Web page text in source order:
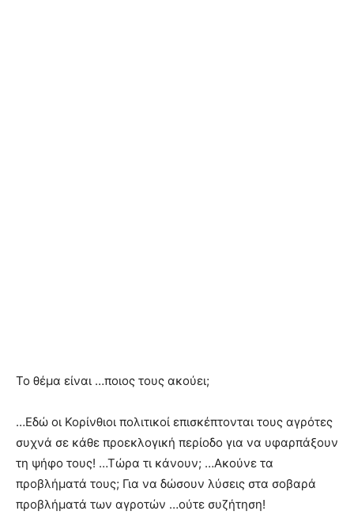
Το θέμα είναι …ποιος τους ακούει;
…Εδώ οι Κορίνθιοι πολιτικοί επισκέπτονται τους αγρότες
συχνά σε κάθε προεκλογική περίοδο για να υφαρπάξουν
τη ψήφο τους! …Τώρα τι κάνουν; …Ακούνε τα
προβλήματά τους; Για να δώσουν λύσεις στα σοβαρά
προβλήματά των αγροτών …ούτε συζήτηση!